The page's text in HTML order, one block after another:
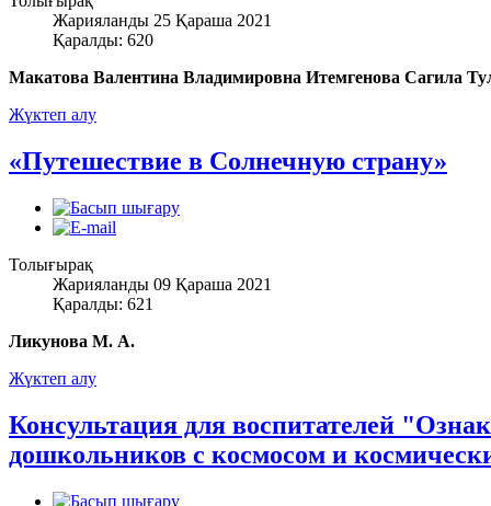
Жарияланды 25 Қараша 2021
Қаралды: 620
Макатова Валентина Владимировна Итемгенова Сагила
Жүктеп алу
«Путешествие в Солнечную страну»
Толығырақ
Жарияланды 09 Қараша 2021
Қаралды: 621
Ликунова М. А.
Жүктеп алу
Консультация для воспитателей
дошкольников с космосом и